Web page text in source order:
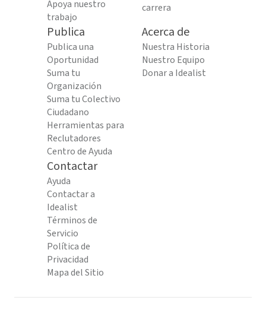
Apoya nuestro
trabajo
carrera
Publica
Publica una
Oportunidad
Suma tu
Organización
Suma tu Colectivo
Ciudadano
Herramientas para
Reclutadores
Centro de Ayuda
Acerca de
Nuestra Historia
Nuestro Equipo
Donar a Idealist
Contactar
Ayuda
Contactar a
Idealist
Términos de
Servicio
Política de
Privacidad
Mapa del Sitio